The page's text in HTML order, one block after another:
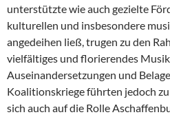
unterstützte wie auch gezielte
kulturellen und insbesondere
angedeihen ließ, trugen zu den
vielfältiges und florierendes
Auseinandersetzungen und
Koalitionskriege führten jedoch
sich auch auf die Rolle